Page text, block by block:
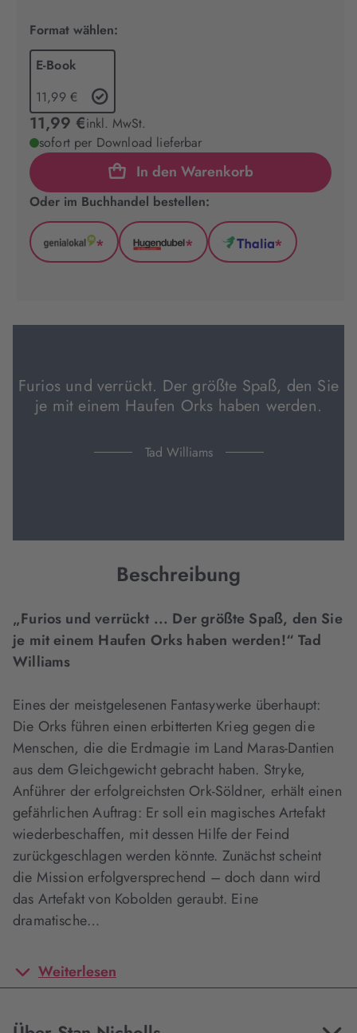
Format wählen:
E-Book
11,99 €
11,99 €inkl. MwSt.
sofort per Download lieferbar
In den Warenkorb
Oder im Buchhandel bestellen:
GenialLokal
Tab
*
Hugendubel
Tab
*
Thalia
Tab
*
Furios und verrückt. Der größte Spaß, den Sie
je mit einem Haufen Orks haben werden.
Tad Williams
Beschreibung
„Furios und verrückt ... Der größte Spaß, den Sie
je mit einem Haufen Orks haben werden!“ Tad
Williams
Eines der meistgelesenen Fantasywerke überhaupt:
Die Orks führen einen erbitterten Krieg gegen die
Menschen, die die Erdmagie im Land Maras-Dantien
aus dem Gleichgewicht gebracht haben. Stryke,
Anführer der erfolgreichsten Ork-Söldner, erhält einen
gefährlichen Auftrag: Er soll ein magisches Artefakt
wiederbeschaffen, mit dessen Hilfe der Feind
zurückgeschlagen werden könnte. Zunächst scheint
die Mission erfolgversprechend – doch dann wird
das Artefakt von Kobolden geraubt. Eine
dramatische…
Weiterlesen